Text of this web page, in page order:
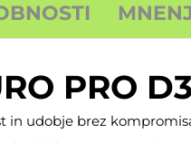
PRO
in udobje brez